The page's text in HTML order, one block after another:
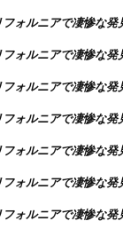
ォルニアで凄惨な発
ォルニアで凄惨な発
ォルニアで凄惨な発
ォルニアで凄惨な発
ォルニアで凄惨な発
ォルニアで凄惨な発
ォルニアで凄惨な発